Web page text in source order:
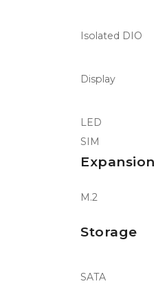
Isolated DIO
Display
LED
SIM
Expansion
M.2
Storage
SATA